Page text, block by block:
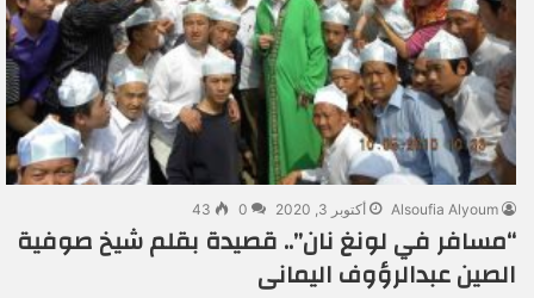
Alsoufia Alyoum أكتوبر 3, 2020 0
43
“مسافر في لونغ نان”.. قصيدة بقلم شيخ صوفية
الصين عبدالرؤوف اليمانى